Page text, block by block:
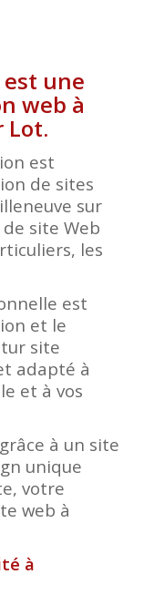
est une
web à
Lot.
est
de sites
sur
site Web
les
est
et le
site
adapté à
et à vos
à un site
unique
votre
web à
à